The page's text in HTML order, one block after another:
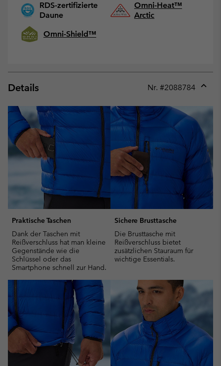
RDS-zertifizierte
Daune
Omni-Heat™
Arctic
Omni-Shield™
Details Nr. #2088784
Praktische Taschen
Dank der Taschen mit
Reißverschluss hat man kleine
Gegenstände wie die
Schlüssel oder das
Smartphone schnell zur Hand.
Sichere Brusttasche
Die Brusttasche mit
Reißverschluss bietet
zusätzlichen Stauraum für
wichtige Essentials.